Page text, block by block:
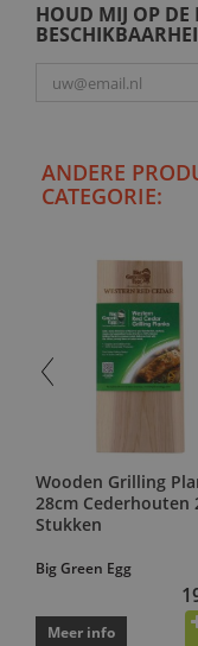
HOUD MIJ OP DE
ANDERE
CATEGORIE:
Wooden Grilling
28cm Cederhouten
Stukken
Big Green Egg
Meer info